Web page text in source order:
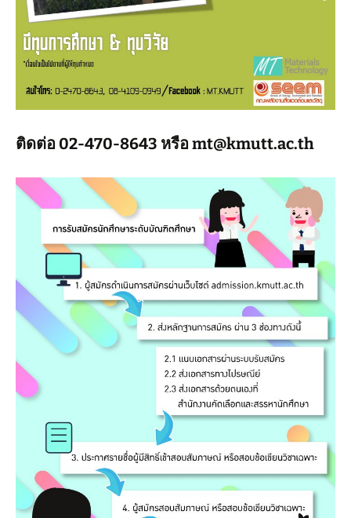
ติดต่อ 02-470-8643 หรือ mt@kmutt.ac.th